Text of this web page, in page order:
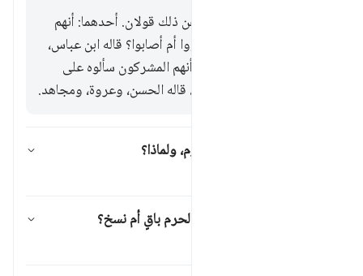
وفي السائلين النبي، ﷺ، عن ذلك قولان. أحدهما: أنهم
المسلمون سألوه: هل أخطؤوا أم أصابوا؟ قاله ابن عباس،
وعكرمة، ومقاتل. والثاني: أنهم المشركون سألوه على
وجه العيب على المسلمين، قاله الحسن، وعروة، ومجاهد.
من الذي سأل عن الأشهر الحُرُم، ولماذا؟
هل تحريم القتال في الأشهر الحرم باقٍ أم نسخ؟